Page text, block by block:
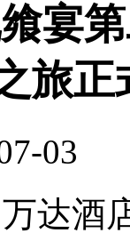
宴
旅正
03
达酒